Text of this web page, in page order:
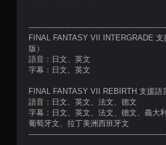
FINAL FANTASY VII INTERGRADE 支
版）
語音：日文、英文
字幕：日文、英文
FINAL FANTASY VII REBIRTH 支援語
語音：日文、英文、法文、德文
字幕：日文、英文、法文、德文、義大
葡萄牙文、拉丁美洲西班牙文